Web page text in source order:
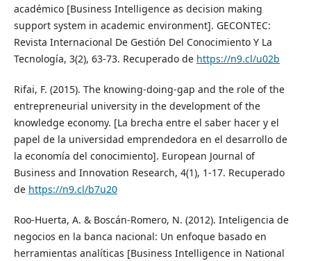
académico [Business Intelligence as decision making
support system in academic environment]. GECONTEC:
Revista Internacional De Gestión Del Conocimiento Y La
Tecnología, 3(2), 63-73. Recuperado de https://n9.cl/u02b
Rifai, F. (2015). The knowing-doing-gap and the role of the
entrepreneurial university in the development of the
knowledge economy. [La brecha entre el saber hacer y el
papel de la universidad emprendedora en el desarrollo de
la economía del conocimiento]. European Journal of
Business and Innovation Research, 4(1), 1-17. Recuperado
de https://n9.cl/b7u20
Roo-Huerta, A. & Boscán-Romero, N. (2012). Inteligencia de
negocios en la banca nacional: Un enfoque basado en
herramientas analíticas [Business Intelligence in National